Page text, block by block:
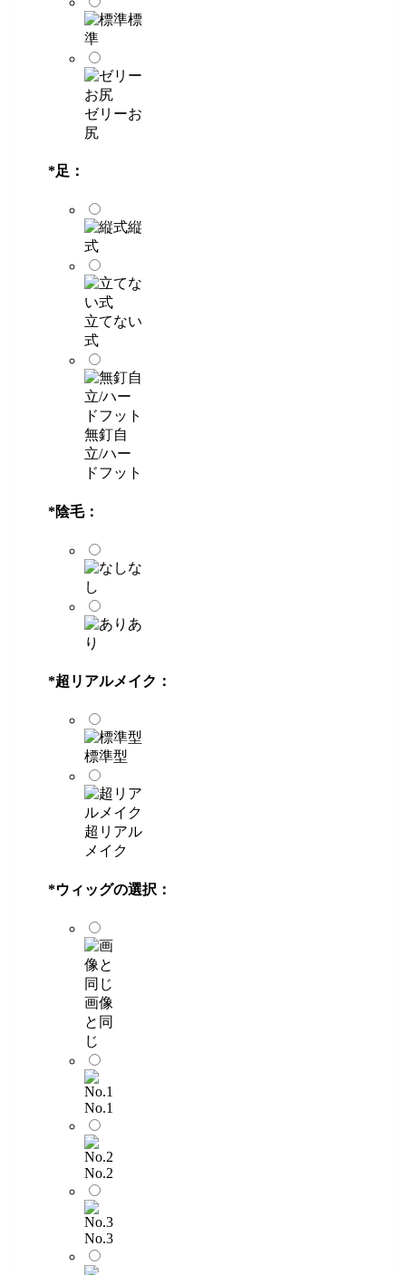
標
準
ゼリーお
尻
*足：
縦
式
立てない
式
無釘自
立/ハー
ドフット
*陰毛：
な
し
あ
り
*超リアルメイク：
標準型
超リアル
メイク
*ウィッグの選択：
画像
と同
じ
No.1
No.2
No.3